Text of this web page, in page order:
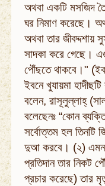
অথবা একটি মসজিদ
ঘর নিমাণ করেছে।
অথবা তার জীবদ্দশায়
সাদকা করে গেছে।
পৌঁছতে থাকবে।"
ইবনে খুযায়মা
বলেন, রাসূলুল্লাহ্
বলেছেনঃ “কোন
সর্বোত্তম হল তিনটি
দুআ করবে। (২) এমন
প্রতিদান তার নিকট
প্রচার করেছে) তার